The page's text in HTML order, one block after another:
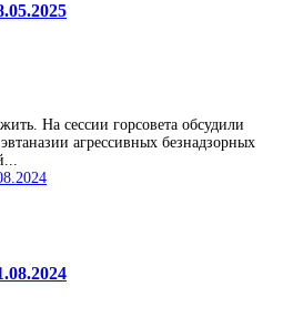
На сессии горсовета обсудили
агрессивных безнадзорных